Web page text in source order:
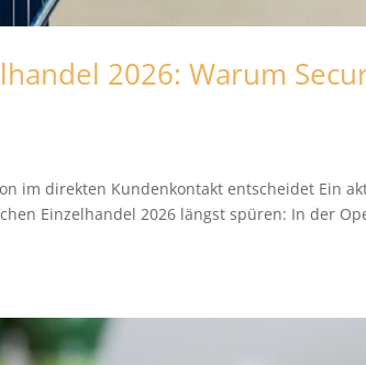
2026: Warum
im direkten Kundenkontakt entscheidet Ein
Einzelhandel 2026 längst spüren: In der